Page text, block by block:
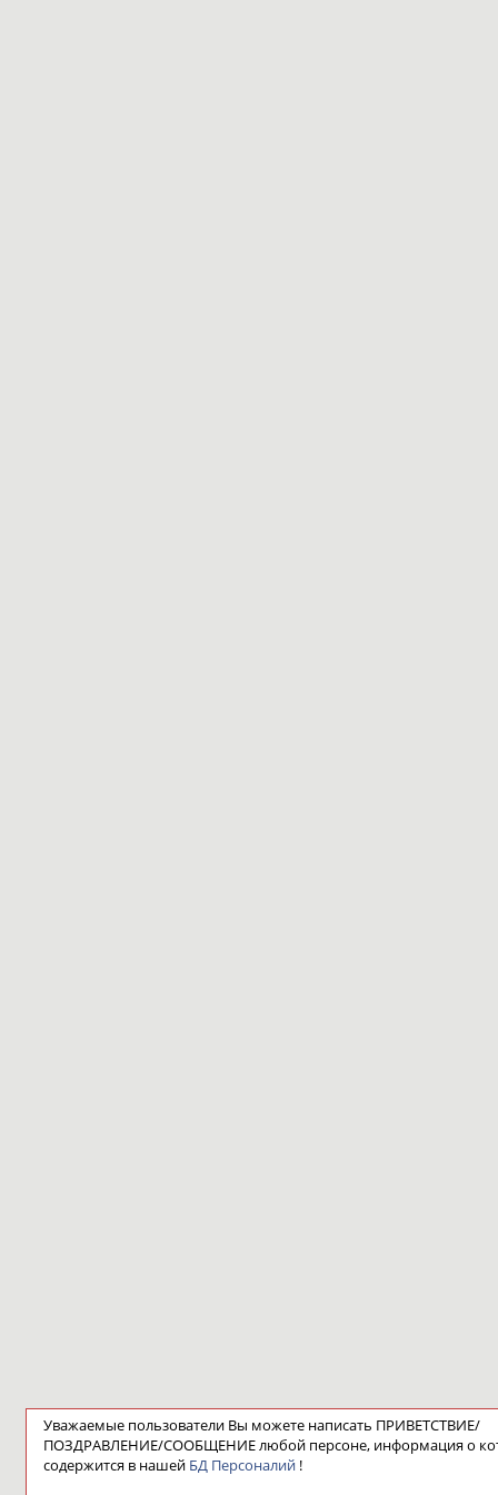
Уважаемые пользователи Вы можете написать ПРИВЕТСТВИЕ/
ПОЗДРАВЛЕНИЕ/СООБЩЕНИЕ любой персоне, информация о
содержится в нашей БД Персоналий !